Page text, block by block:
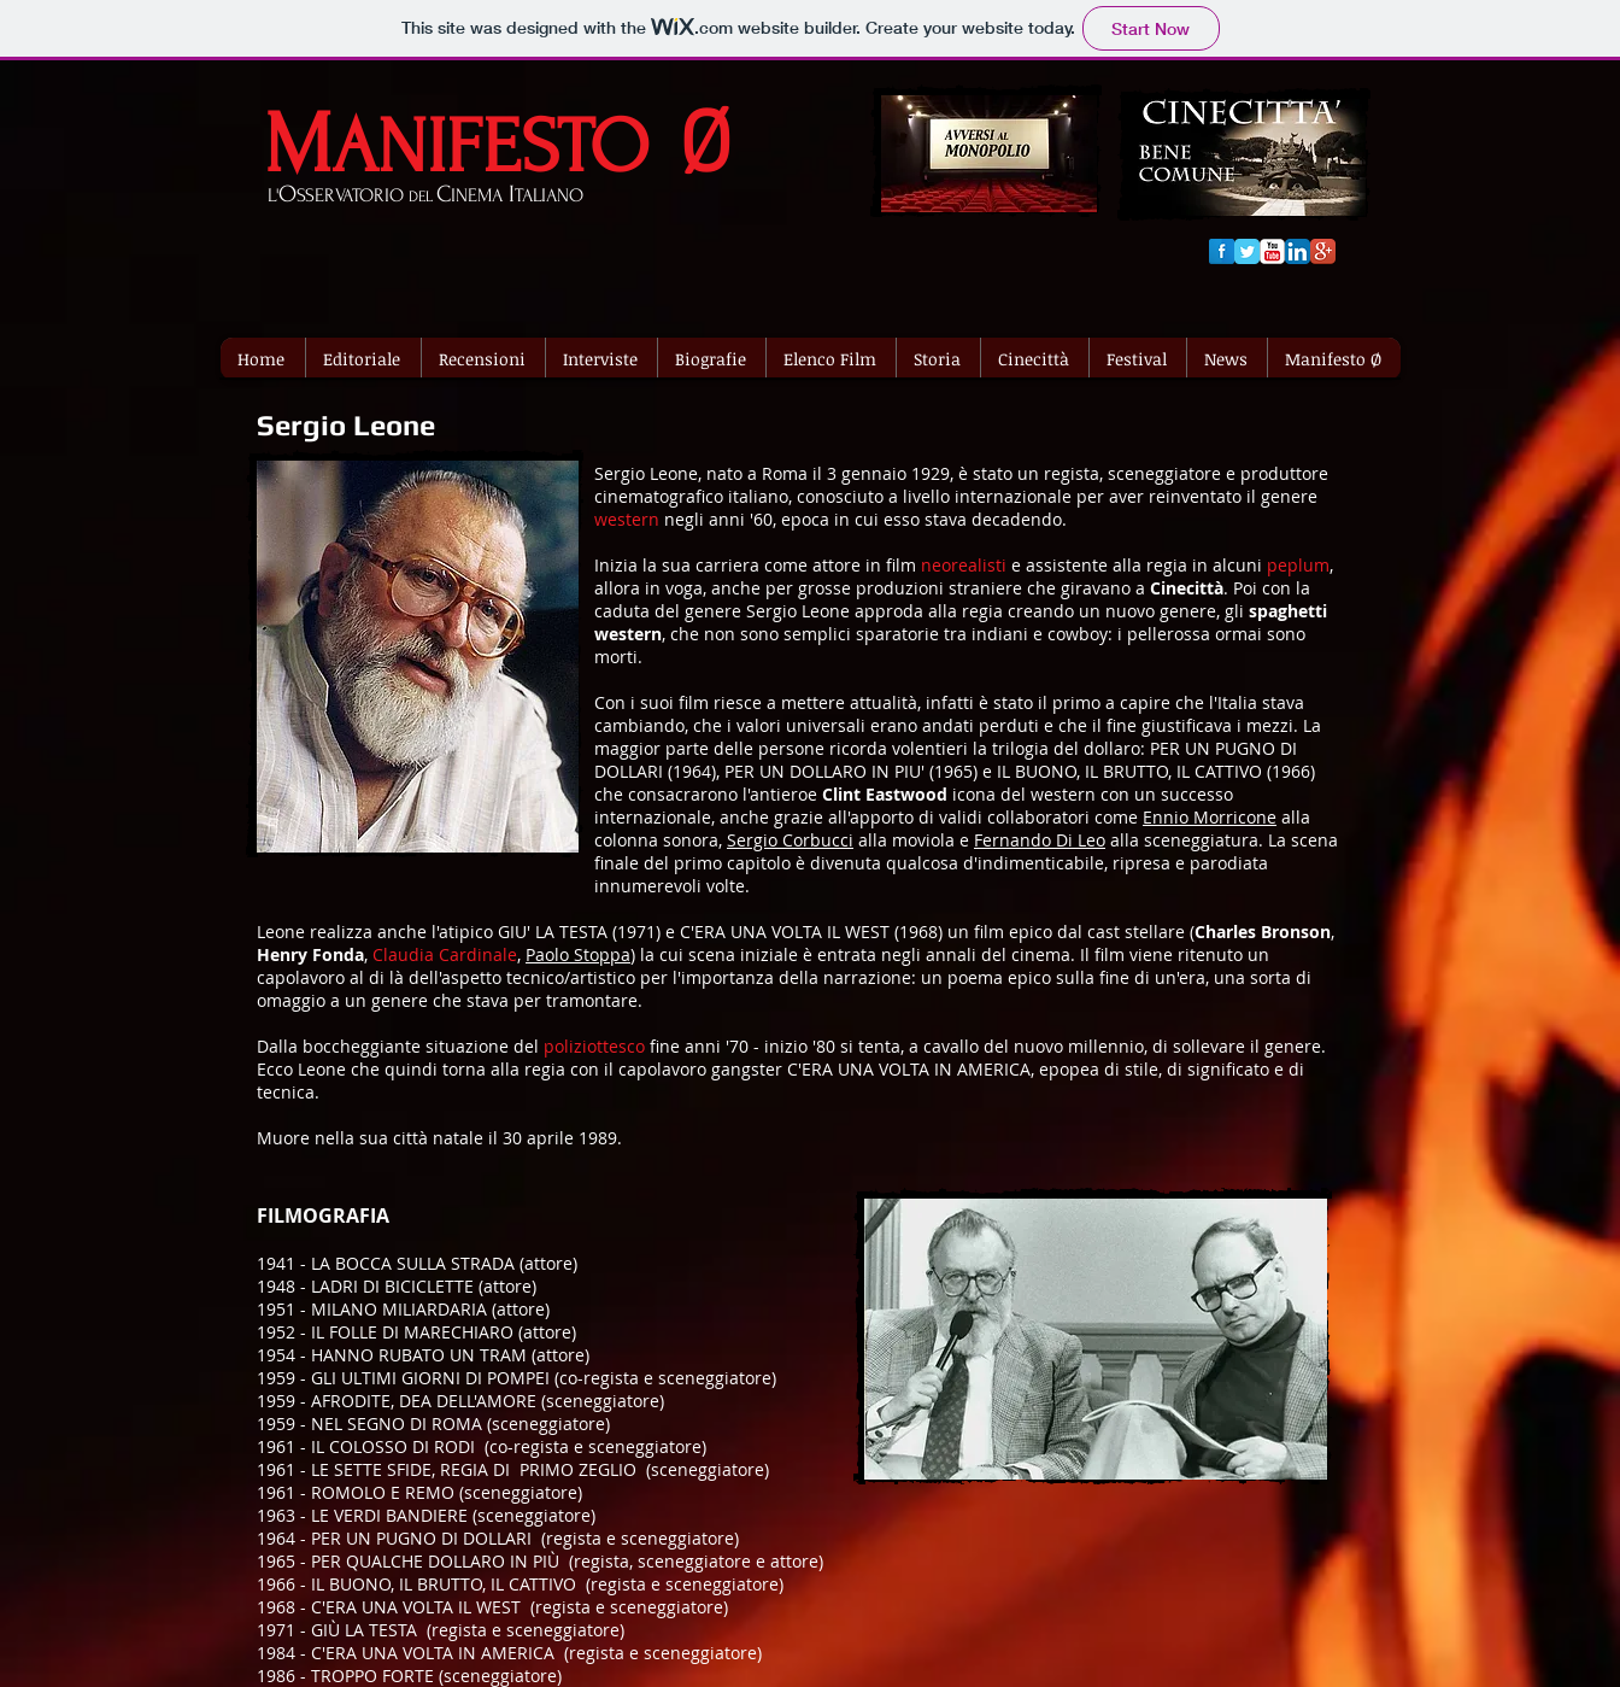
This site was designed with the .comwebsite builder. Create your website today. Start Now
MANIFESTO Ø
L'OSSERVATORIO DEL CINEMA ITALIANO
Home Editoriale Recensioni Interviste Biografie Elenco Film Storia Cinecittà Festival News Manifesto Ø
Sergio Leone
Sergio Leone, nato a Roma il 3 gennaio 1929, è stato un regista, sceneggiatore e produttore
cinematografico italiano, conosciuto a livello internazionale per aver reinventato il genere
western negli anni '60, epoca in cui esso stava decadendo.
Inizia la sua carriera come attore in film neorealisti e assistente alla regia in alcuni peplum,
allora in voga, anche per grosse produzioni straniere che giravano a Cinecittà. Poi con la
caduta del genere Sergio Leone approda alla regia creando un nuovo genere, gli spaghetti
western, che non sono semplici sparatorie tra indiani e cowboy: i pellerossa ormai sono
morti.
Con i suoi film riesce a mettere attualità, infatti è stato il primo a capire che l'Italia stava
cambiando, che i valori universali erano andati perduti e che il fine giustificava i mezzi. La
maggior parte delle persone ricorda volentieri la trilogia del dollaro: PER UN PUGNO DI
DOLLARI (1964), PER UN DOLLARO IN PIU' (1965) e IL BUONO, IL BRUTTO, IL CATTIVO (1966)
che consacrarono l'antieroe Clint Eastwood icona del western con un successo
internazionale, anche grazie all'apporto di validi collaboratori come Ennio Morricone alla
colonna sonora, Sergio Corbucci alla moviola e Fernando Di Leo alla sceneggiatura. La scena
finale del primo capitolo è divenuta qualcosa d'indimenticabile, ripresa e parodiata
innumerevoli volte.
Leone realizza anche l'atipico GIU' LA TESTA (1971) e C'ERA UNA VOLTA IL WEST (1968) un film epico dal cast stellare (Charles Bronson,
Henry Fonda, Claudia Cardinale, Paolo Stoppa) la cui scena iniziale è entrata negli annali del cinema. Il film viene ritenuto un
capolavoro al di là dell'aspetto tecnico/artistico per l'importanza della narrazione: un poema epico sulla fine di un'era, una sorta di
omaggio a un genere che stava per tramontare.
Dalla boccheggiante situazione del poliziottesco fine anni '70 - inizio '80 si tenta, a cavallo del nuovo millennio, di sollevare il genere.
Ecco Leone che quindi torna alla regia con il capolavoro gangster C'ERA UNA VOLTA IN AMERICA, epopea di stile, di significato e di
tecnica.
Muore nella sua città natale il 30 aprile 1989.
FILMOGRAFIA
1941 - LA BOCCA SULLA STRADA (attore)
1948 - LADRI DI BICICLETTE (attore)
1951 - MILANO MILIARDARIA (attore)
1952 - IL FOLLE DI MARECHIARO (attore)
1954 - HANNO RUBATO UN TRAM (attore)
1959 - GLI ULTIMI GIORNI DI POMPEI (co-regista e sceneggiatore)
1959 - AFRODITE, DEA DELL'AMORE (sceneggiatore)
1959 - NEL SEGNO DI ROMA (sceneggiatore)
1961 - IL COLOSSO DI RODI (co-regista e sceneggiatore)
1961 - LE SETTE SFIDE, REGIA DI PRIMO ZEGLIO (sceneggiatore)
1961 - ROMOLO E REMO (sceneggiatore)
1963 - LE VERDI BANDIERE (sceneggiatore)
1964 - PER UN PUGNO DI DOLLARI (regista e sceneggiatore)
1965 - PER QUALCHE DOLLARO IN PIÙ (regista, sceneggiatore e attore)
1966 - IL BUONO, IL BRUTTO, IL CATTIVO (regista e sceneggiatore)
1968 - C'ERA UNA VOLTA IL WEST (regista e sceneggiatore)
1971 - GIÙ LA TESTA (regista e sceneggiatore)
1984 - C'ERA UNA VOLTA IN AMERICA (regista e sceneggiatore)
1986 - TROPPO FORTE (sceneggiatore)